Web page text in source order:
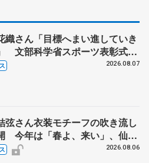
織さん「目標へまい進していき
文部科学省スポーツ表彰式で
2026.08.07
弦さん衣装モチーフの吹き流し
今年は「春よ、来い」、仙台
殿
2026.08.06